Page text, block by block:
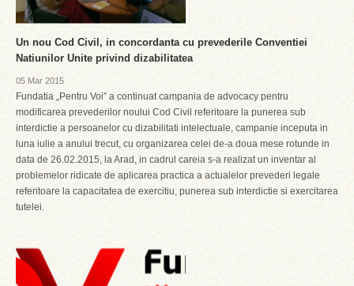
Un nou Cod Civil, in concordanta cu prevederile Conventiei
Natiunilor Unite privind dizabilitatea
05 Mar 2015
Fundatia „Pentru Voi” a continuat campania de advocacy pentru
modificarea prevederilor noului Cod Civil referitoare la punerea sub
interdictie a persoanelor cu dizabilitati intelectuale, campanie inceputa in
luna iulie a anului trecut, cu organizarea celei de-a doua mese rotunde in
data de 26.02.2015, la Arad, in cadrul careia s-a realizat un inventar al
problemelor ridicate de aplicarea practica a actualelor prevederi legale
referitoare la capacitatea de exercitiu, punerea sub interdictie si exercitarea
tutelei.